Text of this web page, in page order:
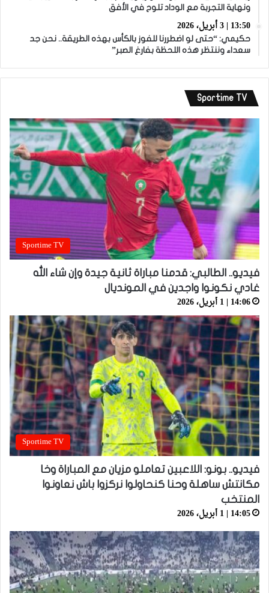
ونهاية التجربة مع الوداد تلوح في الأفق
13:50 | 3 أبريل، 2026
حكيمي: “حتى لو اضطررنا للفوز بالكأس بهذه الطريقة.. نحن جد
سعداء وننتظر هذه اللحظة بفارغ الصبر”
Sportime TV
Sportime TV
فيديو.. الطالبي: قدمنا مباراة ثانية جيدة وإن شاء الله
غادي نكونوا واجدين في المونديال
14:06 | 1 أبريل، 2026
Sportime TV
فيديو.. بونو: اللاعبين تعاملو مزيان مع المباراة وخا
مكانتش ساهلة وحنا كنحاولوا نركزوا باش نعاونوا
المنتخب
14:05 | 1 أبريل، 2026